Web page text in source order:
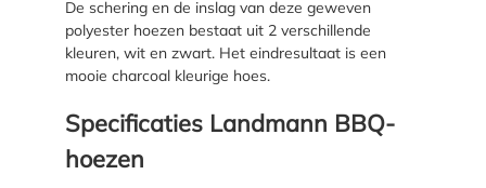
De schering en de inslag van deze geweven
polyester hoezen bestaat uit 2 verschillende
kleuren, wit en zwart. Het eindresultaat is een
mooie charcoal kleurige hoes.
Specificaties Landmann BBQ-
hoezen